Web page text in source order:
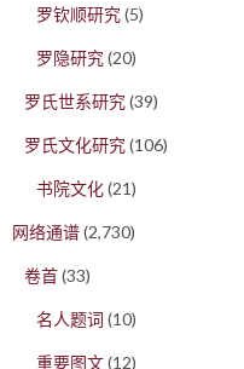
罗钦顺研究(5)
罗隐研究(20)
罗氏世系研究(39)
罗氏文化研究(106)
书院文化(21)
网络通谱(2,730)
卷首(33)
名人题词 (10)
重要图文(12)